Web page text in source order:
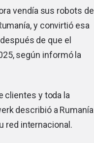
vendía sus robots de
y convirtió esa
de que el
según informó la
clientes y toda la
describió a Rumanía
red internacional.